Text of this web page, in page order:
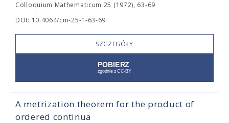
Colloquium Mathematicum 25 (1972), 63-69
DOI: 10.4064/cm-25-1-63-69
SZCZEGÓŁY
A metrization theorem for the product of
ordered continua